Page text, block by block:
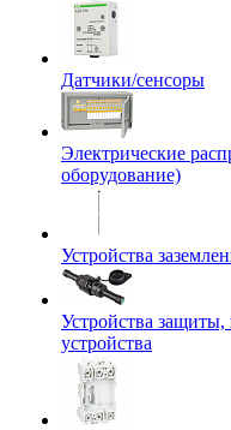
Датчики/сенсоры
Электрические
оборудование)
Устройства
Устройства
устройства